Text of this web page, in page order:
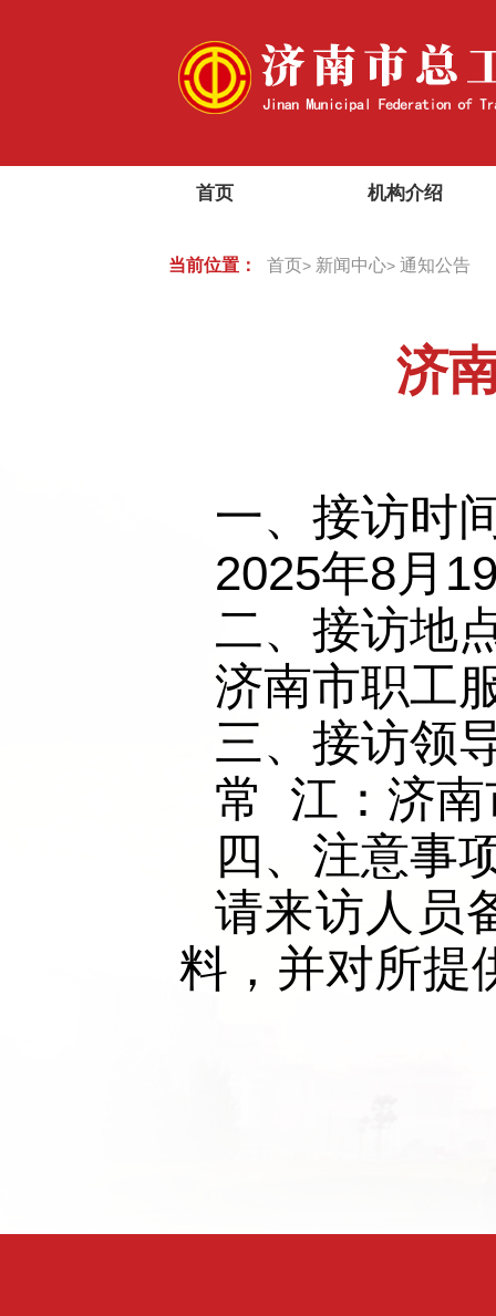
首页 机构介绍
当前位置： 首页> 新闻中心> 通知公告
济
一、接访时
2025年8月
二、接访地
济南市职工
三、接访领
常  江：济
四、注意事
请来访人员
料，并对所提